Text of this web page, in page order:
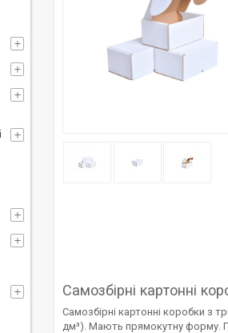
Самозбірні картонні
Самозбірні картонні коробки з
дм³). Мають прямокутну форму.